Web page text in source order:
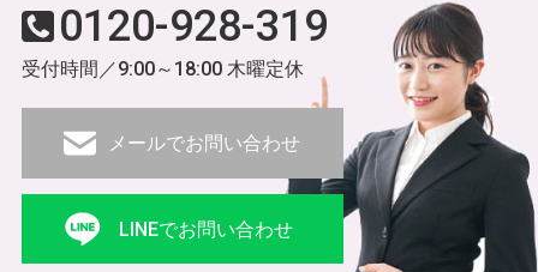
0120-928-319
受付時間／9:00～18:00 木曜定休
メールでお問い合わせ
LINEでお問い合わせ